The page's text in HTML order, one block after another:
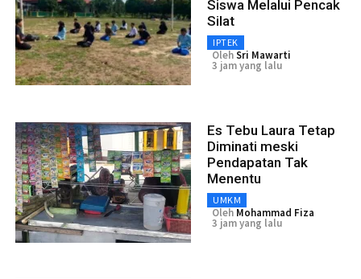
Siswa Melalui Pencak
Silat
IPTEK
OlehSri Mawarti
3 jam yang lalu
Es Tebu Laura Tetap
Diminati meski
Pendapatan Tak
Menentu
UMKM
Oleh Mohammad Fiza
3 jam yang lalu